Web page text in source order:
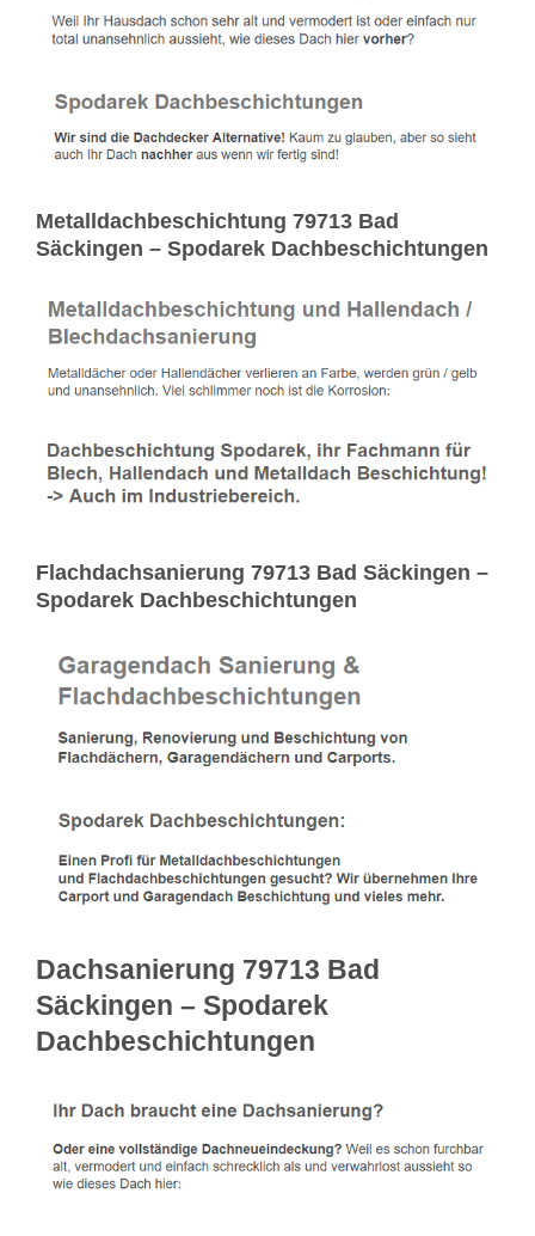
Metalldachbeschichtung 79713 Bad
Säckingen – Spodarek Dachbeschichtungen
Flachdachsanierung 79713 Bad Säckingen –
Spodarek Dachbeschichtungen
Dachsanierung 79713 Bad
Säckingen – Spodarek
Dachbeschichtungen